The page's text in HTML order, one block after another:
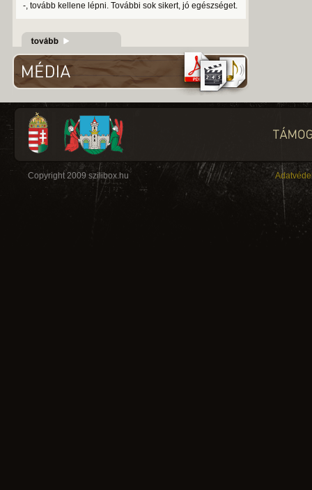
-, tovább kellene lépni. További sok sikert, jó egészséget.
Copyright 2009 szilibox.hu